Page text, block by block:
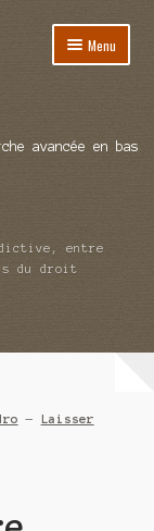
Menu
avancée en bas
entre
du droit
— Laisser